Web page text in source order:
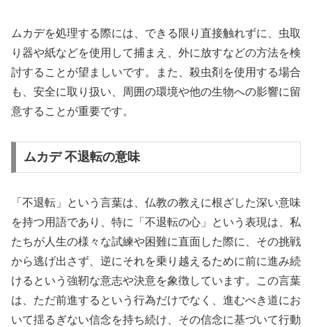
ムカデを処理する際には、できる限り直接触れずに、虫取
り器や紙などを使用して捕まえ、外に放すなどの方法を検
討することが望ましいです。また、殺虫剤を使用する場合
も、安全に取り扱い、周囲の環境や他の生物への影響に留
意することが重要です。
ムカデ 不退転の意味
「不退転」という言葉は、仏教の教えに根ざした深い意味
を持つ用語であり、特に「不退転の心」という表現は、私
たちが人生の様々な試練や困難に直面した際に、その挑戦
から逃げ出さず、逆にそれを乗り越えるために前に進み続
けるという強靭な意志や決意を象徴しています。この言葉
は、ただ前進するという行為だけでなく、進むべき道にお
いて揺るぎない信念を持ち続け、その信念に基づいて行動